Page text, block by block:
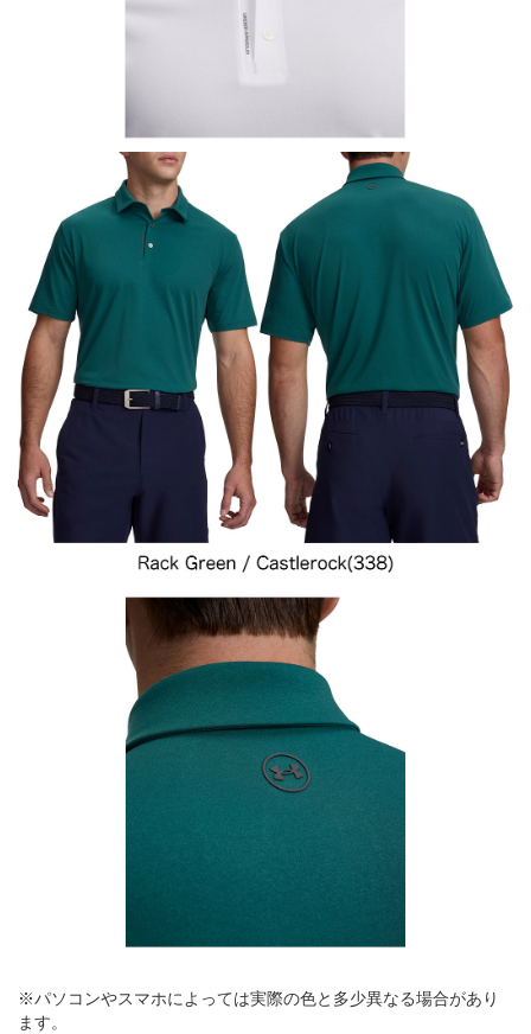
※パソコンやスマホによっては実際の色と多少異なる場合があり
ます。